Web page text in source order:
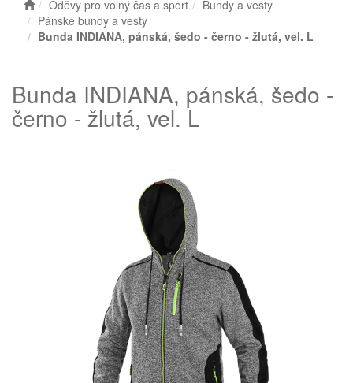
Oděvy pro volný čas a sport
Bundy a vesty
Pánské bundy a vesty
Bunda INDIANA, pánská, šedo - černo - žlutá, vel. L
Bunda INDIANA, pánská, šedo -
černo - žlutá, vel. L